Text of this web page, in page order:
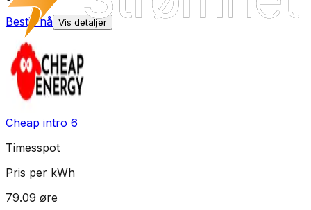
Bestill nå Vis detaljer
Cheap intro 6
Timesspot
Pris per kWh
79.09 øre